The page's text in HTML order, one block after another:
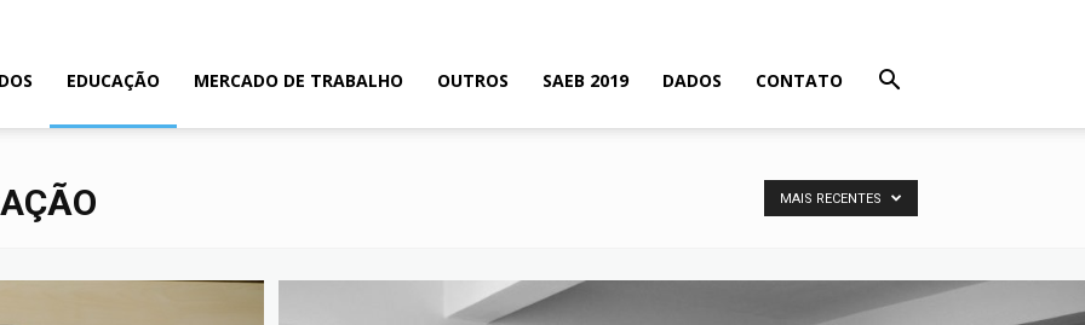
EDUCAÇÃO MERCADO DE TRABALHO OUTROS SAEB 2019 DADOS CONTATO
MAIS RECENTES